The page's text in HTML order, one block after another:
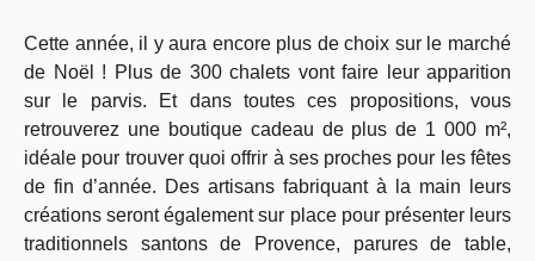
Cette année, il y aura encore plus de choix sur le marché
de Noël ! Plus de 300 chalets vont faire leur apparition
sur le parvis. Et dans toutes ces propositions, vous
retrouverez une boutique cadeau de plus de 1 000 m²,
idéale pour trouver quoi offrir à ses proches pour les fêtes
de fin d’année. Des artisans fabriquant à la main leurs
créations seront également sur place pour présenter leurs
traditionnels santons de Provence, parures de table,